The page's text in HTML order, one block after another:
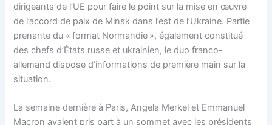
dirigeants de l’UE pour faire le point sur la mise en œuvre
de l’accord de paix de Minsk dans l’est de l’Ukraine. Partie
prenante du « format Normandie », également constitué
des chefs d’États russe et ukrainien, le duo franco-
allemand dispose d’informations de première main sur la
situation.
La semaine dernière à Paris, Angela Merkel et Emmanuel
Macron avaient pris part à un sommet avec les présidents